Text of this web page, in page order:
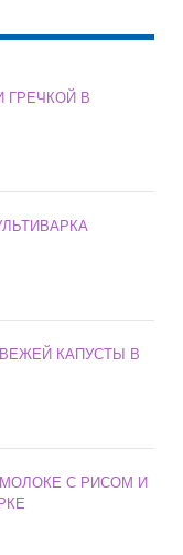
ГРЕЧКОЙ В
КАПУСТЫ В
С РИСОМ И